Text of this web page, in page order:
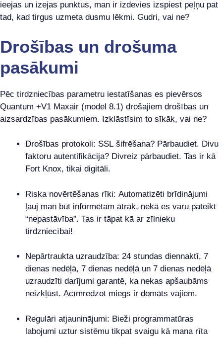
ieejas un izejas punktus, man ir izdevies izspiest peļņu pat
tad, kad tirgus uzmeta dusmu lēkmi. Gudri, vai ne?
Drošības un drošuma
pasākumi
Pēc tirdzniecības parametru iestatīšanas es pievērsos
Quantum +V1 Maxair (model 8.1) drošajiem drošības un
aizsardzības pasākumiem. Izklāstīsim to sīkāk, vai ne?
Drošības protokoli: SSL šifrēšana? Pārbaudiet. Divu
faktoru autentifikācija? Divreiz pārbaudiet. Tas ir kā
Fort Knox, tikai digitāli.
Riska novērtēšanas rīki: Automatizēti brīdinājumi
ļauj man būt informētam ātrāk, nekā es varu pateikt
“nepastāvība”. Tas ir tāpat kā ar zīlnieku
tirdzniecībai!
Nepārtraukta uzraudzība: 24 stundas diennaktī, 7
dienas nedēļā, 7 dienas nedēļā un 7 dienas nedēļā
uzraudzīti darījumi garantē, ka nekas apšaubāms
neizkļūst. Acīmredzot miegs ir domāts vājiem.
Regulāri atjauninājumi: Bieži programmatūras
labojumi uztur sistēmu tikpat svaigu kā mana rīta